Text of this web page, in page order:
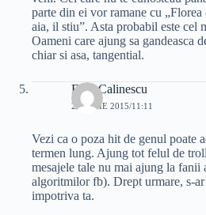
parte din ei vor ramane cu „Florea
aia, il stiu”. Asta probabil este cel
Oameni care ajung sa gandeasca
chiar si asa, tangential.
Emil Calinescu
25 IUNIE 2015/11:11
Vezi ca o poza hit de genul poate
termen lung. Ajung tot felul de
mesajele tale nu mai ajung la fanii
algoritmilor fb). Drept urmare, s-
impotriva ta.